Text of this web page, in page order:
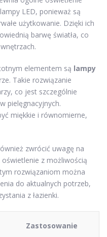
LED, ponieważ są
użytkowanie. Dzięki ich
barwę światła, co
elementem są lampy
Takie rozwiązanie
co jest szczególnie
pielęgnacyjnych.
miękkie i równomierne,
zwrócić uwagę na
oświetlenie z możliwością
rozwiązaniom można
do aktualnych potrzeb,
z łazienki.
Zastosowanie